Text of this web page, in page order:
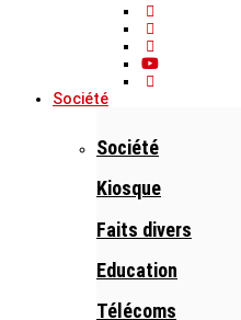
Société
Société
Kiosque
Faits divers
Education
Télécoms